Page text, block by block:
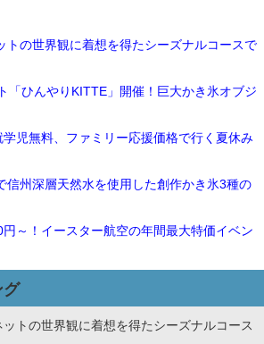
トの世界観に着想を得たシーズナルコースで
「ひんやりKITTE」開催！巨大かき氷オブジ
学児無料、ファミリー応援価格で行く夏休み
信州深層天然水を使用した創作かき氷3種の
円～！イースター航空の年間最大特価イベン
グ
トの世界観に着想を得たシーズナルコース